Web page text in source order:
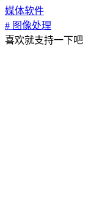
媒体软件
# 图像处理
喜欢就支持一下吧